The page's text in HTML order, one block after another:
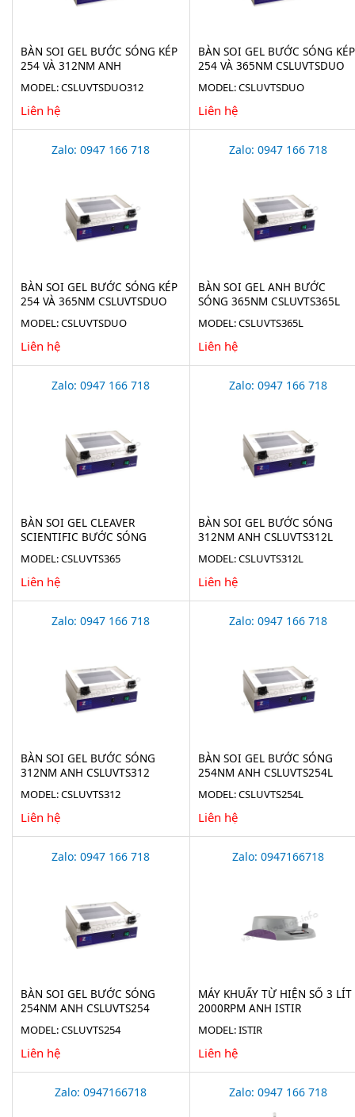
BÀN SOI GEL BƯỚC SÓNG KÉP
254 VÀ 312NM ANH
MODEL: CSLUVTSDUO312
Liên hệ
BÀN SOI GEL BƯỚC SÓNG KÉP
254 VÀ 365NM CSLUVTSDUO
MODEL: CSLUVTSDUO
Liên hệ
Zalo: 0947 166 718
BÀN SOI GEL BƯỚC SÓNG KÉP
254 VÀ 365NM CSLUVTSDUO
MODEL: CSLUVTSDUO
Liên hệ
Zalo: 0947 166 718
BÀN SOI GEL ANH BƯỚC
SÓNG 365NM CSLUVTS365L
MODEL: CSLUVTS365L
Liên hệ
Zalo: 0947 166 718
BÀN SOI GEL CLEAVER
SCIENTIFIC BƯỚC SÓNG
MODEL: CSLUVTS365
Liên hệ
Zalo: 0947 166 718
BÀN SOI GEL BƯỚC SÓNG
312NM ANH CSLUVTS312L
MODEL: CSLUVTS312L
Liên hệ
Zalo: 0947 166 718
BÀN SOI GEL BƯỚC SÓNG
312NM ANH CSLUVTS312
MODEL: CSLUVTS312
Liên hệ
Zalo: 0947 166 718
BÀN SOI GEL BƯỚC SÓNG
254NM ANH CSLUVTS254L
MODEL: CSLUVTS254L
Liên hệ
Zalo: 0947 166 718
BÀN SOI GEL BƯỚC SÓNG
254NM ANH CSLUVTS254
MODEL: CSLUVTS254
Liên hệ
Zalo: 0947166718
MÁY KHUẤY TỪ HIỆN SỐ 3 LÍT
2000RPM ANH ISTIR
MODEL: ISTIR
Liên hệ
Zalo: 0947166718 Zalo: 0947 166 718